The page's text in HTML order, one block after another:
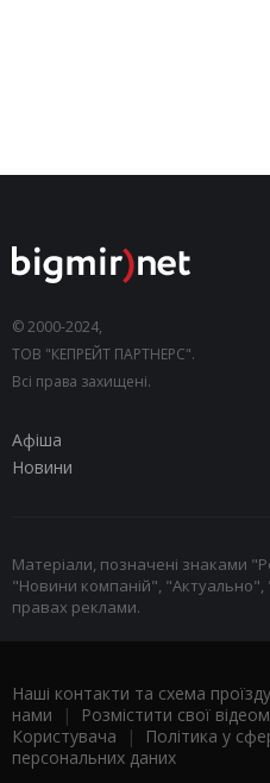
© 2000-2024,
ТОВ "КЕПРЕЙТ ПАРТНЕРС".
Всі права захищені.
Афіша
Новини
Матеріали, позначені знаками
"Новини компаній", "Актуально",
правах реклами.
Наші контакти та схема проїзду
нами | Розмістити свої
Користувача |
Політика у
персональних даних